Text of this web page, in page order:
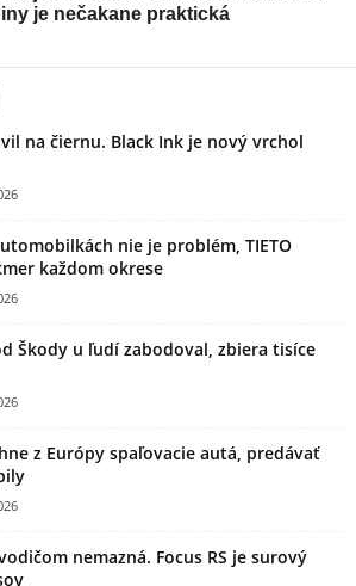
na čiernu. Black Ink je nový vrchol
nie je problém, TIETO
každom okrese
Škody u ľudí zabodoval, zbiera tisíce
z Európy spaľovacie autá, predávať
nemazná. Focus RS je surový